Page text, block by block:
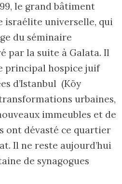
le grand bâtiment
israélite universelle, qui
du séminaire
par la suite à Galata. Il
principal hospice juif
d’Istanbul (Köy
urbaines,
immeubles et de
ont dévasté ce quartier
Il ne reste aujourd’hui
de synagogues